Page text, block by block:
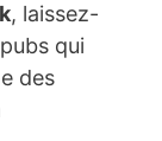
, laissez-
qui
des